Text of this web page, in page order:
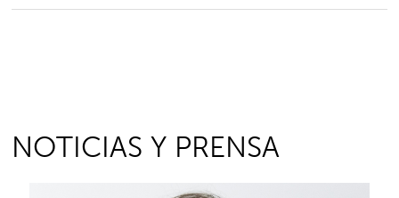
NOTICIAS Y PRENSA